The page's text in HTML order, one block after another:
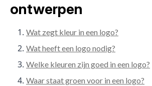
ontwerpen
Wat zegt kleur in een logo?
Wat heeft een logo nodig?
Welke kleuren zijn goed in een logo?
Waar staat groen voor in een logo?